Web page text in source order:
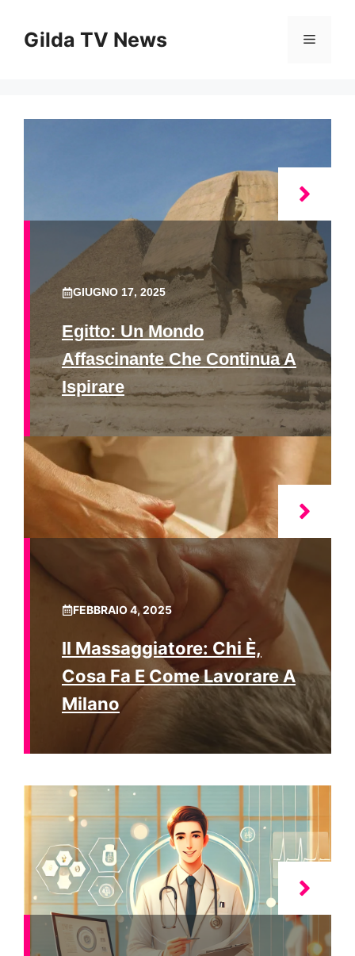
contenuto
Gilda TV News Menu
GIUGNO 17, 2025
Egitto: Un Mondo
Affascinante Che Continua A
Ispirare
FEBBRAIO 4, 2025
Il Massaggiatore: Chi È,
Cosa Fa E Come Lavorare A
Milano